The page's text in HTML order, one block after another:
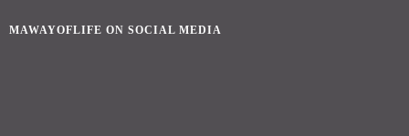
MAWAYOFLIFE ON SOCIAL MEDIA